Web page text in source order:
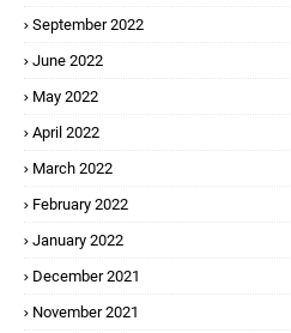
September 2022
June 2022
May 2022
April 2022
March 2022
February 2022
January 2022
December 2021
November 2021